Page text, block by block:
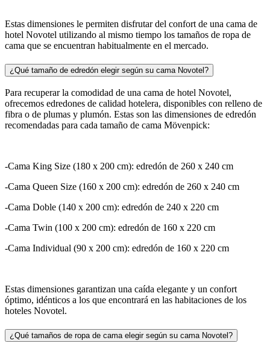
Estas dimensiones le permiten disfrutar del confort de una cama de
hotel Novotel utilizando al mismo tiempo los tamaños de ropa de
cama que se encuentran habitualmente en el mercado.
¿Qué tamaño de edredón elegir según su cama Novotel?
Para recuperar la comodidad de una cama de hotel Novotel,
ofrecemos edredones de calidad hotelera, disponibles con relleno de
fibra o de plumas y plumón. Estas son las dimensiones de edredón
recomendadas para cada tamaño de cama Mövenpick:
-Cama King Size (180 x 200 cm): edredón de 260 x 240 cm
-Cama Queen Size (160 x 200 cm): edredón de 260 x 240 cm
-Cama Doble (140 x 200 cm): edredón de 240 x 220 cm
-Cama Twin (100 x 200 cm): edredón de 160 x 220 cm
-Cama Individual (90 x 200 cm): edredón de 160 x 220 cm
Estas dimensiones garantizan una caída elegante y un confort
óptimo, idénticos a los que encontrará en las habitaciones de los
hoteles Novotel.
¿Qué tamaños de ropa de cama elegir según su cama Novotel?